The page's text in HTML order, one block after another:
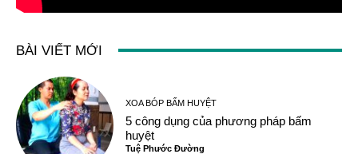
BÀI VIẾT MỚI
XOA BÓP BẤM HUYỆT
5 công dụng của phương pháp bấm
huyệt
Tuệ Phước Đường